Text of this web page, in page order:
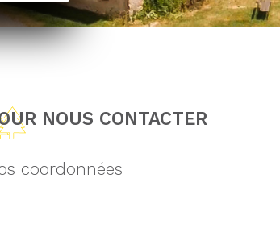
NOUS CONTACTER
coordonnées